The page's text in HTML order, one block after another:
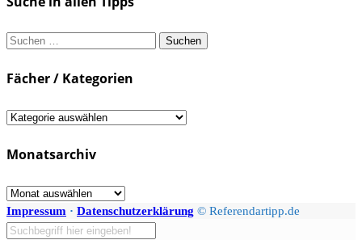
Suchen
Fächer / Kategorien
Fächer
Kategorien
Monatsarchiv
Monatsarchiv
Impressum · Datenschutzerklärung © Referendartipp.de